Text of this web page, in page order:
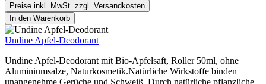
Preise inkl. MwSt. zzgl. Versandkosten
In den Warenkorb
Undine Apfel-Deodorant
Undine Apfel-Deodorant mit Bio-Apfelsaft, Roller 50ml, ohne
Aluminiumsalze, Naturkosmetik.Natürliche Wirkstoffe binden
unangenehme Gerüche und Schweiß. Durch natürliche pflanzliche